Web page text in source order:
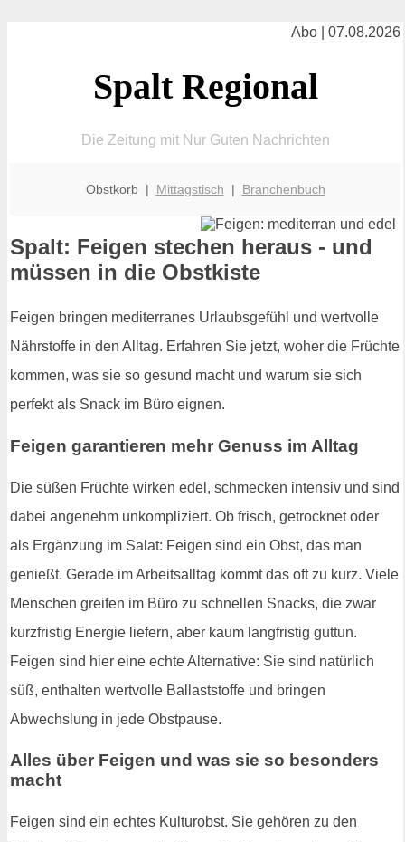
Abo | 07.08.2026
Spalt Regional
Die Zeitung mit Nur Guten Nachrichten
Obstkorb | Mittagstisch | Branchenbuch
Spalt: Feigen stechen heraus - und
müssen in die Obstkiste
Feigen bringen mediterranes Urlaubsgefühl und wertvolle
Nährstoffe in den Alltag. Erfahren Sie jetzt, woher die Früchte
kommen, was sie so gesund macht und warum sie sich
perfekt als Snack im Büro eignen.
Feigen garantieren mehr Genuss im Alltag
Die süßen Früchte wirken edel, schmecken intensiv und sind
dabei angenehm unkompliziert. Ob frisch, getrocknet oder
als Ergänzung im Salat: Feigen sind ein Obst, das man
genießt. Gerade im Arbeitsalltag kommt das oft zu kurz. Viele
Menschen greifen im Büro zu schnellen Snacks, die zwar
kurzfristig Energie liefern, aber kaum langfristig guttun.
Feigen sind hier eine echte Alternative: Sie sind natürlich
süß, enthalten wertvolle Ballaststoffe und bringen
Abwechslung in jede Obstpause.
Alles über Feigen und was sie so besonders
macht
Feigen sind ein echtes Kulturobst. Sie gehören zu den